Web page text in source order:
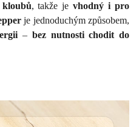
, takže jevhodný i pro
je jednoduchým způsobem,
– bez nutnosti chodit do